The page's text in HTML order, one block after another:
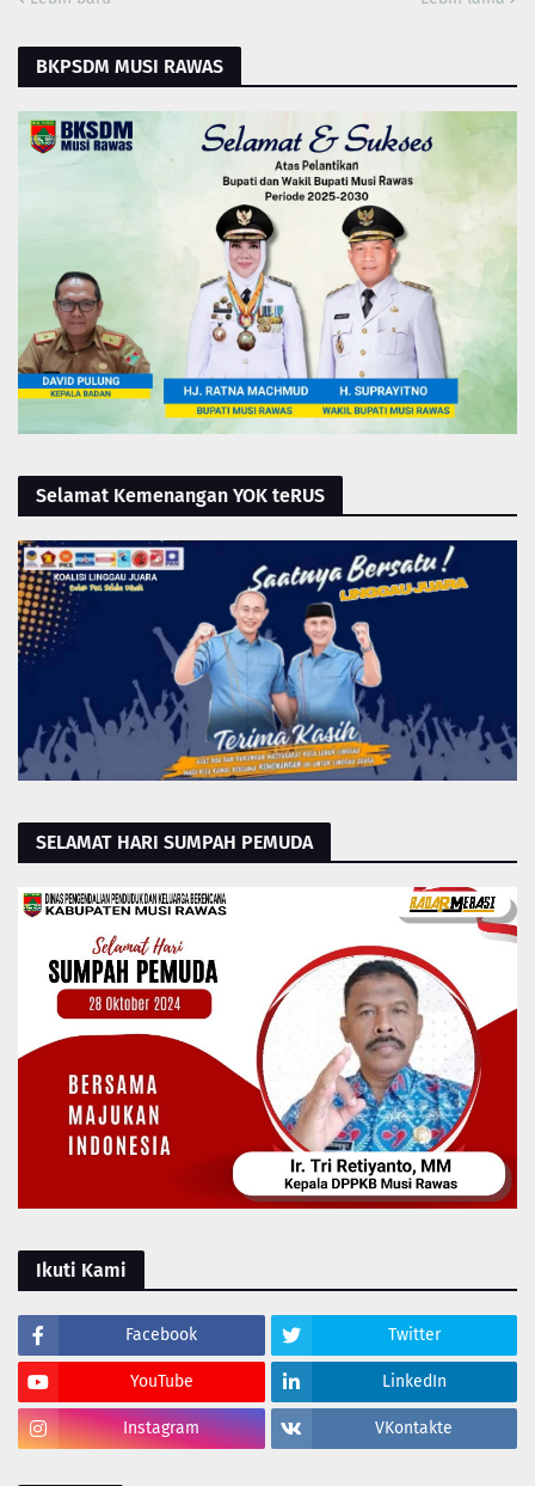
BKPSDM MUSI RAWAS
Selamat Kemenangan YOK teRUS
SELAMAT HARI SUMPAH PEMUDA
Ikuti Kami
Facebook Twitter
YouTube LinkedIn
Instagram VKontakte